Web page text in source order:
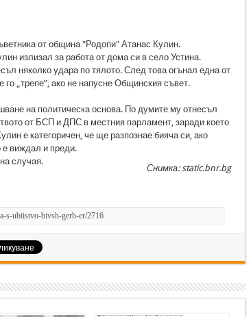
от община "Родопи" Атанас Кулин.
излизал за работа от дома си в село Устина.
няколко удара по тялото. След това огънал една от
„трепе”, ако не напусне Общинския съвет.
на политическа основа. По думите му отнесъл
от БСП и ДПС в местния парламент, заради което
е категоричен, че ще разпознае бияча си, ако
е виждал и преди.
случая.
Снимка: static.bnr.bg